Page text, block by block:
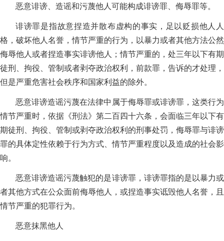
恶意诽谤、造谣和污蔑他人可能构成诽谤罪、侮辱罪等。
诽谤罪是指故意捏造并散布虚构的事实，足以贬损他人人
格，破坏他人名誉，情节严重的行为，以暴力或者其他方法公然
侮辱他人或者捏造事实诽谤他人；情节严重的，处三年以下有期
徒刑、拘役、管制或者剥夺政治权利，前款罪，告诉的才处理，
但是严重危害社会秩序和国家利益的除外。
恶意诽谤造谣污蔑在法律中属于侮辱罪或诽谤罪，这类行为
情节严重时，依据《刑法》第二百四十六条，会面临三年以下有
期徒刑、拘役、管制或剥夺政治权利的刑事处罚，侮辱罪与诽谤
罪的具体定性依赖于行为方式、情节严重程度以及造成的社会影
响。
恶意诽谤造谣污蔑触犯的是诽谤罪，诽谤罪指的是以暴力或
者其他方式在公众面前侮辱他人，或捏造事实诋毁他人名誉，且
情节严重的犯罪行为。
恶意抹黑他人